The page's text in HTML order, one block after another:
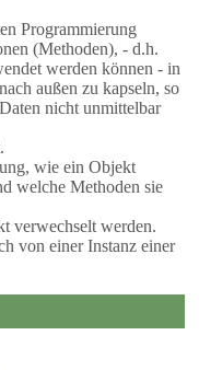
Programmierung
(Methoden), - d.h.
werden können - in
außen zu kapseln, so
nicht unmittelbar
wie ein Objekt
welche Methoden sie
verwechselt werden.
von einer Instanz einer